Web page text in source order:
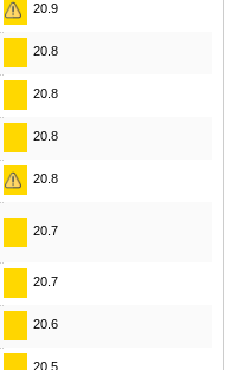
20.9
20.8
20.8
20.8
20.8
20.7
20.7
20.6
20.5